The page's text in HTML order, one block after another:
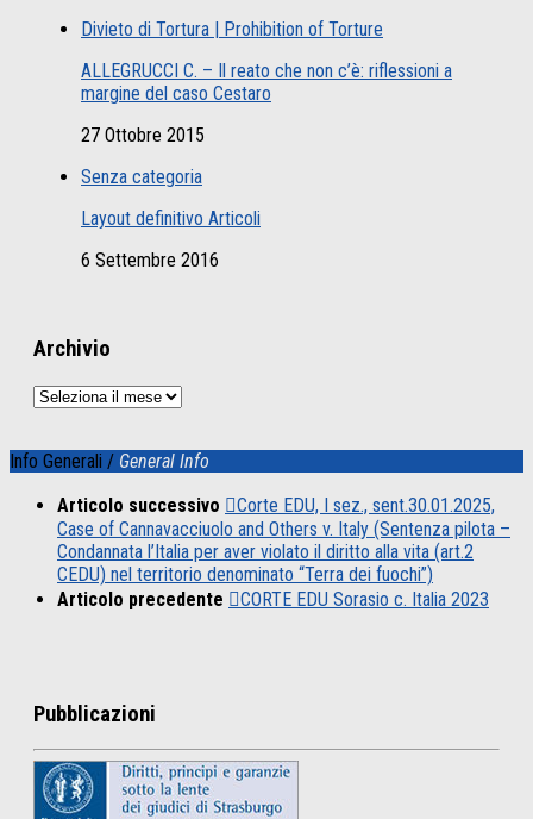
Divieto di Tortura | Prohibition of Torture
ALLEGRUCCI C. – Il reato che non c’è: riflessioni a
margine del caso Cestaro
27 Ottobre 2015
Senza categoria
Layout definitivo Articoli
6 Settembre 2016
Archivio
Archivio
Info Generali / General Info
Articolo successivo
Corte EDU, I sez., sent.30.01.2025,
Case of Cannavacciuolo and Others v. Italy (Sentenza pilota –
Condannata l’Italia per aver violato il diritto alla vita (art.2
CEDU) nel territorio denominato “Terra dei fuochi”)
Articolo precedente
CORTE EDU Sorasio c. Italia 2023
Pubblicazioni